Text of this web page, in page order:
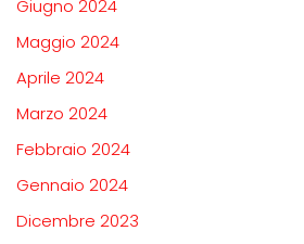
Giugno 2024
Maggio 2024
Aprile 2024
Marzo 2024
Febbraio 2024
Gennaio 2024
Dicembre 2023